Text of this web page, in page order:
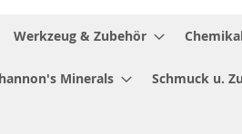
Werkzeug & Zubehör
Minerals Schmuck u.